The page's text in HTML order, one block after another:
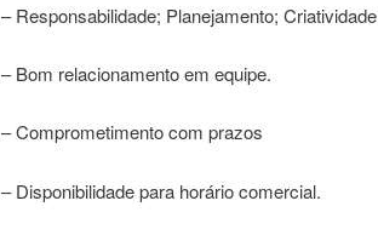
– Responsabilidade; Planejamento; Criatividade
– Bom relacionamento em equipe.
– Comprometimento com prazos
– Disponibilidade para horário comercial.